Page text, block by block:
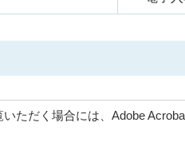
ただく場合には、Adobe